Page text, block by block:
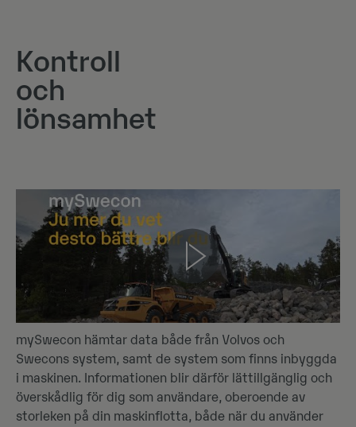
Kontroll
och
lönsamhet
mySwecon hämtar data både från Volvos och
Swecons system, samt de system som finns inbyggda
i maskinen. Informationen blir därför lättillgänglig och
överskådlig för dig som användare, oberoende av
storleken på din maskinflotta, både när du använder